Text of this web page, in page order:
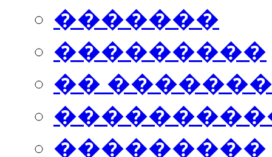
�������
���������
��
���������